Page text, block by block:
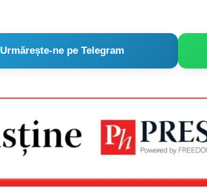
Urmărește-ne pe Telegram